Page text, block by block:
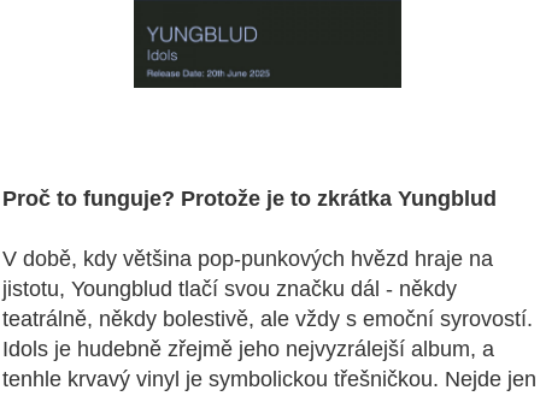
Proč to funguje? Protože je to zkrátka Yungblud
V době, kdy většina pop‑punkových hvězd hraje na
jistotu, Youngblud tlačí svou značku dál - někdy
teatrálně, někdy bolestivě, ale vždy s emoční syrovostí.
Idols je hudebně zřejmě jeho nejvyzrálejší album, a
tenhle krvavý vinyl je symbolickou třešničkou. Nejde jen